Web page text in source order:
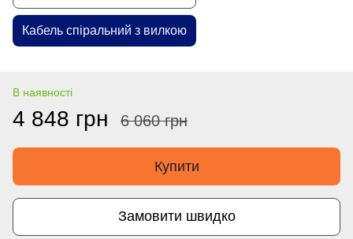
Кабель спіральний з вилкою
В наявності
4 848 грн 6 060 грн
Купити
Замовити швидко